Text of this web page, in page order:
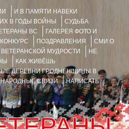
И В ПАМЯТИ НАВЕКИ
В ГОДЫ ВОЙНЫ
СУДЬБА
ВС
ГАЛЕРЕЯ ФОТО И
ПОЗДРАВЛЕНИЯ
СМИ О
ВЕТЕРАНСКОЙ МУДРОСТИ
НЕ
КАК ЖИВЁШЬ
ДЕРЕВНИ ГРОДНЕНЩИНЫ В
СВЯЗИ
НАПИСАТЬ